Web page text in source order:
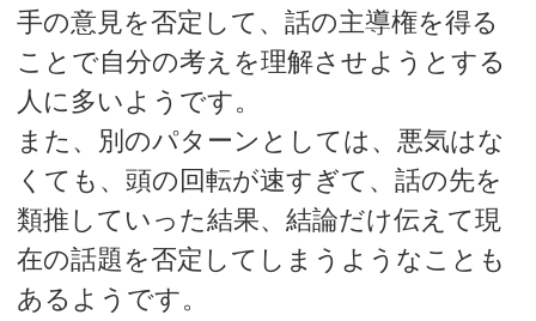
手の意見を否定して、話の主導権を得る
ことで自分の考えを理解させようとする
人に多いようです。
また、別のパターンとしては、悪気はな
くても、頭の回転が速すぎて、話の先を
類推していった結果、結論だけ伝えて現
在の話題を否定してしまうようなことも
あるようです。